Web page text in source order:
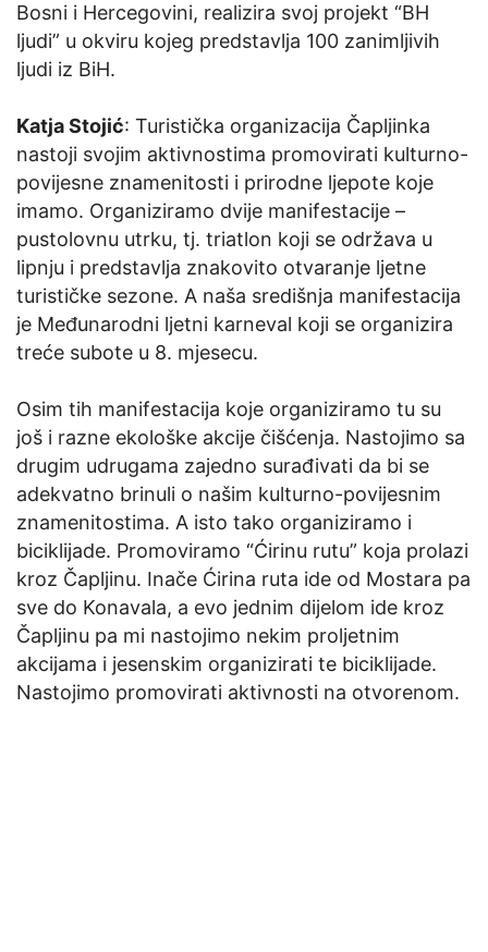
Bosni i Hercegovini, realizira svoj projekt “BH
ljudi” u okviru kojeg predstavlja 100 zanimljivih
ljudi iz BiH.
Katja Stojić: Turistička organizacija Čapljinka
nastoji svojim aktivnostima promovirati kulturno-
povijesne znamenitosti i prirodne ljepote koje
imamo. Organiziramo dvije manifestacije –
pustolovnu utrku, tj. triatlon koji se održava u
lipnju i predstavlja znakovito otvaranje ljetne
turističke sezone. A naša središnja manifestacija
je Međunarodni ljetni karneval koji se organizira
treće subote u 8. mjesecu.
Osim tih manifestacija koje organiziramo tu su
još i razne ekološke akcije čišćenja. Nastojimo sa
drugim udrugama zajedno surađivati da bi se
adekvatno brinuli o našim kulturno-povijesnim
znamenitostima. A isto tako organiziramo i
biciklijade. Promoviramo “Ćirinu rutu” koja prolazi
kroz Čapljinu. Inače Ćirina ruta ide od Mostara pa
sve do Konavala, a evo jednim dijelom ide kroz
Čapljinu pa mi nastojimo nekim proljetnim
akcijama i jesenskim organizirati te biciklijade.
Nastojimo promovirati aktivnosti na otvorenom.